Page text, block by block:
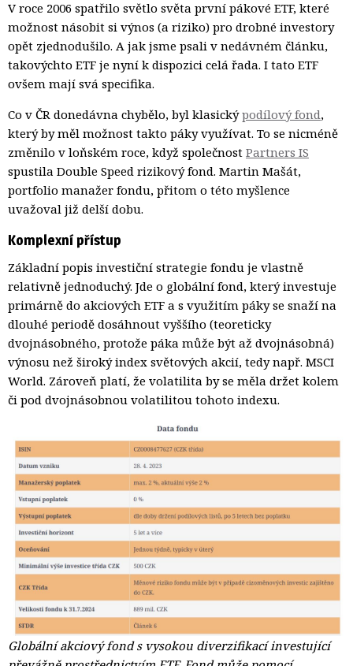
V roce 2006 spatřilo světlo světa první pákové ETF, které
možnost násobit si výnos (a riziko) pro drobné investory
opět zjednodušilo. A jak jsme psali v nedávném článku,
takovýchto ETF je nyní k dispozici celá řada. I tato ETF
ovšem mají svá specifika.
Co v ČR donedávna chybělo, byl klasickýpodílový fond,
který by měl možnost takto páky využívat. To se nicméně
změnilo v loňském roce, když společnost Partners IS
spustila Double Speed rizikový fond. Martin Mašát,
portfolio manažer fondu, přitom o této myšlence
uvažoval již delší dobu.
Komplexní přístup
Základní popis investiční strategie fondu je vlastně
relativně jednoduchý. Jde o globální fond, který investuje
primárně do akciových ETF a s využitím páky se snaží na
dlouhé periodě dosáhnout vyššího (teoreticky
dvojnásobného, protože páka může být až dvojnásobná)
výnosu než široký index světových akcií, tedy např. MSCI
World. Zároveň platí, že volatilita by se měla držet kolem
či pod dvojnásobnou volatilitou tohoto indexu.
Globální akciový fond s vysokou diverzifikací investující